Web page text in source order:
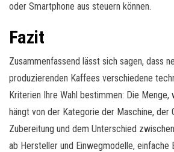
oder Smartphone aus steuern können.
Fazit
Zusammenfassend lässt sich sagen, dass
produzierenden Kaffees verschiedene
Kriterien Ihre Wahl bestimmen: Die Menge,
hängt von der Kategorie der Maschine, der
Zubereitung und dem Unterschied
ab Hersteller und Einwegmodelle, einfache